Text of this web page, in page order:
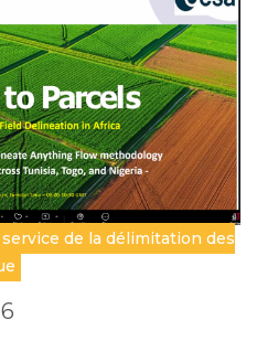
de la délimitation des